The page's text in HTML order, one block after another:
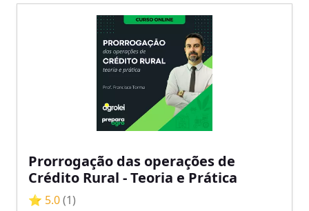
Prorrogação das operações de
Crédito Rural - Teoria e Prática
⭐ 5.0(1)